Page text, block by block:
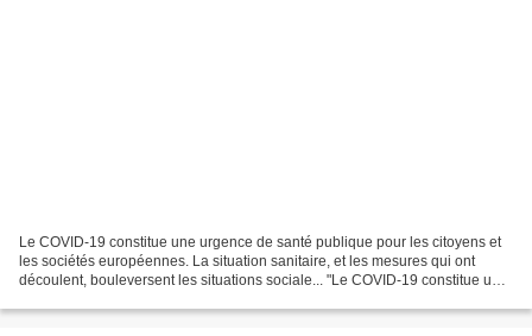
Le COVID-19 constitue une urgence de santé publique pour les citoyens et
les sociétés européennes. La situation sanitaire, et les mesures qui ont
découlent, bouleversent les situations sociale... "Le COVID-19 constitue une